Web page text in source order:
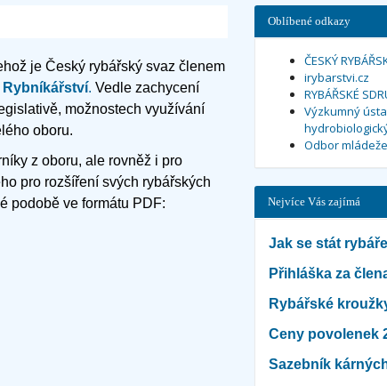
je Český rybářský svaz členem
Rybníkářství. Vedle zachycení
možnostech využívání
oboru.
z oboru, ale rovněž i pro
pro rozšíření svých rybářských
podobě ve formátu PDF:
Oblíbené odkazy
ČESKÝ
irybarstvi.cz
RYBÁŘSKÉ
Výzkumný
Odbor
Nejvíce Vás zajímá
Jak se stát
Přihláška za
Rybářské
Ceny povolenek
Sazebník